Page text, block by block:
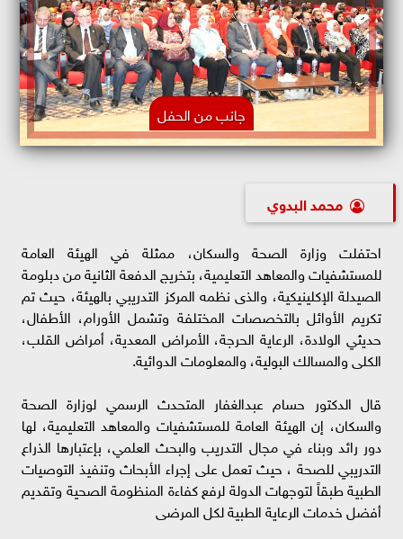
جانب من الحفل
محمد البدوي
احتفلت وزارة الصحة والسكان، ممثلة في الهيئة العامة
للمستشفيات والمعاهد التعليمية، بتخريج الدفعة الثانية من دبلومة
الصيدلة الإكلينيكية، والذى نظمه المركز التدريبي بالهيئة، حيث تم
تكريم الأوائل بالتخصصات المختلفة وتشمل الأورام، الأطفال،
حديثي الولادة، الرعاية الحرجة، الأمراض المعدية، أمراض القلب،
الكلى والمسالك البولية، والمعلومات الدوائية.
قال الدكتور حسام عبدالغفار المتحدث الرسمي لوزارة الصحة
والسكان، إن الهيئة العامة للمستشفيات والمعاهد التعليمية، لها
دور رائد وبناء في مجال التدريب والبحث العلمي، بإعتبارها الذراع
التدريبي للصحة ، حيث تعمل على إجراء الأبحاث وتنفيذ التوصيات
الطبية طبقاً لتوجهات الدولة لرفع كفاءة المنظومة الصحية وتقديم
أفضل خدمات الرعاية الطبية لكل المرضى